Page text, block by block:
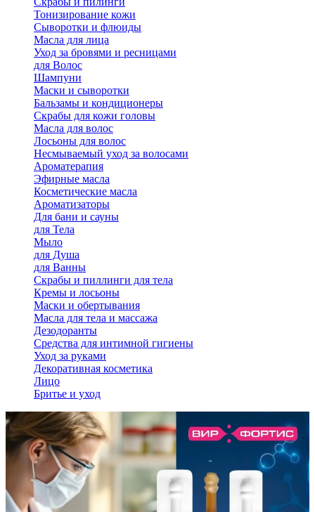
Тонизирование кожи
Сыворотки и флюиды
Масла для лица
Уход за бровями и ресницами
для Волос
Шампуни
Маски и сыворотки
Бальзамы и кондиционеры
Скрабы для кожи головы
Масла для волос
Лосьоны для волос
Несмываемый уход за волосами
Ароматерапия
Эфирные масла
Косметические масла
Ароматизаторы
Для бани и сауны
для Тела
Мыло
для Душа
для Ванны
Скрабы и пиллинги для тела
Кремы и лосьоны
Маски и обертывания
Масла для тела и массажа
Дезодоранты
Средства для интимной гигиены
Уход за руками
Декоративная косметика
Лицо
Бритье и уход